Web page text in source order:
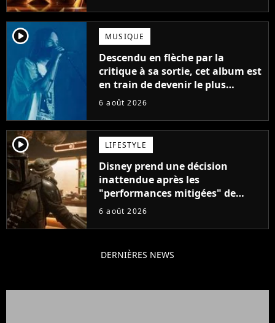
player2 MUSIQUE
Descendu en flèche par la
critique à sa sortie, cet album est
en train de devenir le plus
populaire de son auteur
6 août 2026
player2 LIFESTYLE
Disney prend une décision
inattendue après les
"performances mitigées" de
Vaiana et The Mandalorian &
6 août 2026
DERNIÈRES NEWS